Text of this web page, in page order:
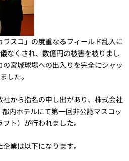
スコ」の度重なるフィールド乱入に
なくされ、数億円の被害を被りまし
宮城球場への出入りを完全にシャッ
した。
から指名の申し出があり、株式会社
内ホテルにて第一回非公認マスコッ
ト）が行われました。
業は以下になります。